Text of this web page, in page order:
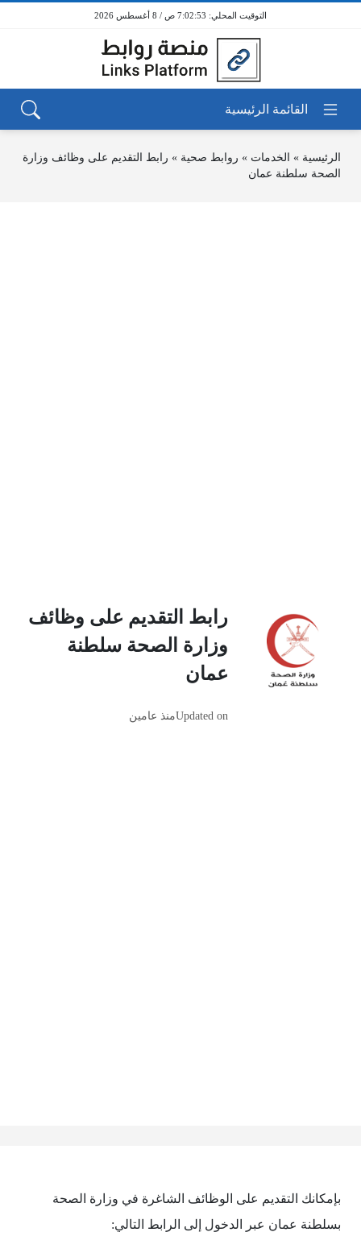
7:02:53 ص / 8 أغسطس 2026
الرئيسية » الخدمات » روابط صحية » رابط التقديم على وظائف وزارة
الصحة سلطنة عمان
رابط التقديم على وظائف
وزارة الصحة سلطنة
عمان
Updated onمنذ عامين
بإمكانك التقديم على الوظائف الشاغرة في وزارة الصحة
بسلطنة عمان ‎عبر الدخول إلى الرابط التالي: